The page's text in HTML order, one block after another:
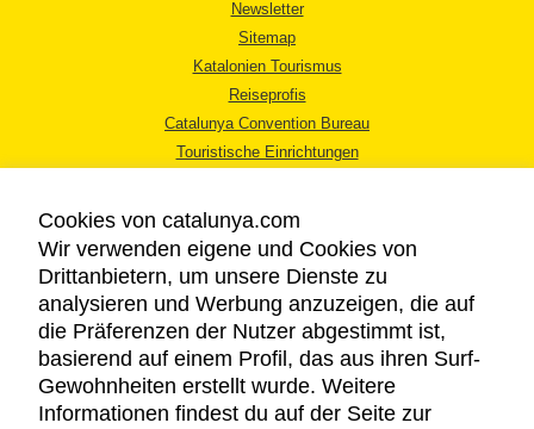
Newsletter
Sitemap
Katalonien Tourismus
Reiseprofis
Catalunya Convention Bureau
Touristische Einrichtungen
RECHTLICHER HINWEIS
DATENSCHUTZICHTLINIE
COOKIES
Cookies von catalunya.com
Wir verwenden eigene und Cookies von
Drittanbietern, um unsere Dienste zu
analysieren und Werbung anzuzeigen, die auf
die Präferenzen der Nutzer abgestimmt ist,
basierend auf einem Profil, das aus ihren Surf-
Gewohnheiten erstellt wurde. Weitere
Informationen findest du auf der Seite zur